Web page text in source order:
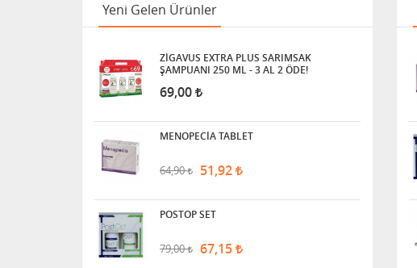
Yeni Gelen Ürünler
ZİGAVUS EXTRA PLUS SARIMSAK
ŞAMPUANI 250 ML - 3 AL 2 ÖDE!
69,00
MENOPECİA TABLET
64,90 51,92
POSTOP SET
79,00 67,15